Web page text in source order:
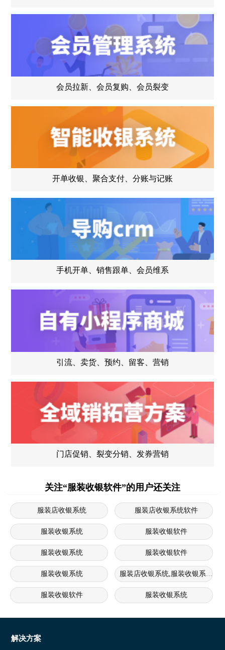
会员拉新、会员复购、会员裂变
开单收银、聚合支付、分账与记账
手机开单、销售跟单、会员维系
引流、卖货、预约、留客、营销
门店促销、裂变分销、发券营销
关注“服装收银软件”的用户还关注
服装店收银系统 服装店收银系统软件
服装收银系统 服装收银软件
服装收银系统 服装收银软件
服装收银系统 服装店收银系统,服装收银系统,服
服装收银软件 服装收银系统
服装零售收银管理系统推荐
解决方案